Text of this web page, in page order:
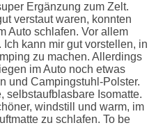
Ergänzung zum Zelt.
verstaut waren, konnten
Auto schlafen. Vor allem
kann mir gut vorstellen, in
zu machen. Allerdings
im Auto noch etwas
und Campingstuhl-Polster.
selbstaufblasbare Isomatte.
windstill und warm, im
zu schlafen. To be